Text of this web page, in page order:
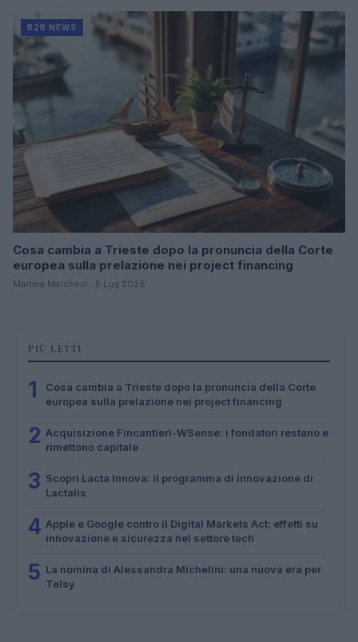
B2B NEWS
Cosa cambia a Trieste dopo la pronuncia della Corte
europea sulla prelazione nei project financing
Martina Marchesi · 5 Lug 2026
PIÙ LETTI
1
Cosa cambia a Trieste dopo la pronuncia della Corte
europea sulla prelazione nei project financing
2 Acquisizione Fincantieri-WSense: i fondatori restano e
rimettono capitale
3 Scopri Lacta Innova: il programma di innovazione di
Lactalis
4 Apple e Google contro il Digital Markets Act: effetti su
innovazione e sicurezza nel settore tech
5 La nomina di Alessandra Michelini: una nuova era per
Telsy